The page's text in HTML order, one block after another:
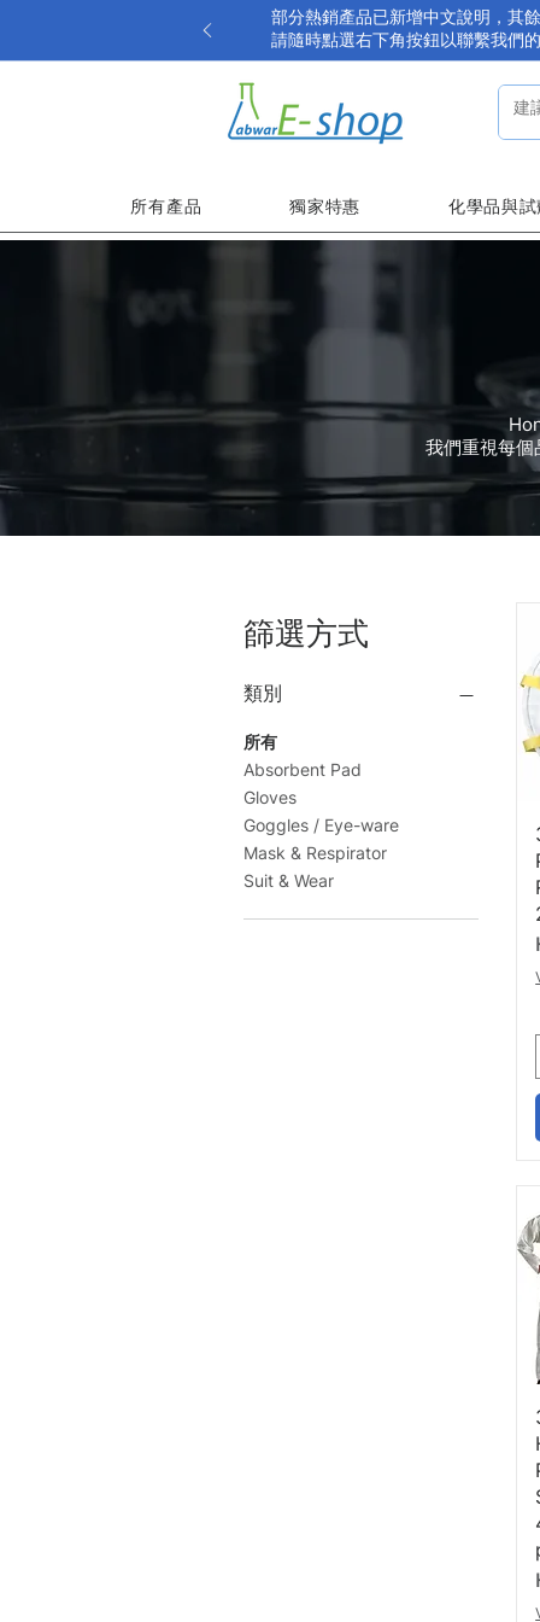
部分熱銷產品已新增中文說明，其
請隨時點選右下角按鈕以聯繫我們
所有產品 獨家特惠 化學品與試
我們重視每個
篩選方式
類別
所有
Absorbent Pad
Gloves
Goggles / Eye-ware
Mask & Respirator
Suit & Wear